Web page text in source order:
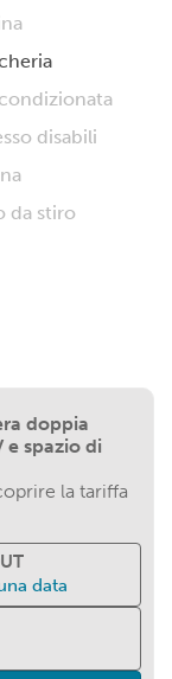
disabili
da stiro
doppia
e spazio di
la tariffa
data